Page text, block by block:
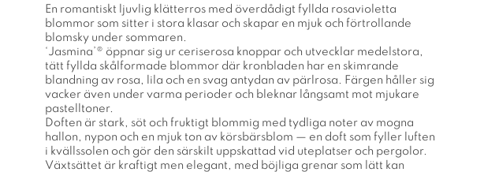
En romantiskt ljuvlig klätterros med överdådigt fyllda rosavioletta
blommor som sitter i stora klasar och skapar en mjuk och förtrollande
blomsky under sommaren.
‘Jasmina’® öppnar sig ur ceriserosa knoppar och utvecklar medelstora,
tätt fyllda skålformade blommor där kronbladen har en skimrande
blandning av rosa, lila och en svag antydan av pärlrosa. Färgen håller sig
vacker även under varma perioder och bleknar långsamt mot mjukare
pastelltoner.
Doften är stark, söt och fruktigt blommig med tydliga noter av mogna
hallon, nypon och en mjuk ton av körsbärsblom — en doft som fyller luften
i kvällssolen och gör den särskilt uppskattad vid uteplatser och pergolor.
Växtsättet är kraftigt men elegant, med böjliga grenar som lätt kan